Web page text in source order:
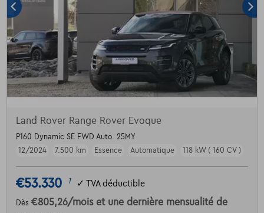
Land Rover Range Rover Evoque
P160 Dynamic SE FWD Auto. 25MY
12/2024
7.500 km Essence Automatique 118 kW ( 160 CV )
€53.330 1 ✓ TVA déductible
Dès €805,26/mois et une dernière mensualité de